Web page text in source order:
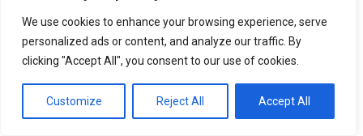
We use cookies to enhance your browsing experience, serve
personalized ads or content, and analyze our traffic. By
clicking "Accept All", you consent to our use of cookies.
Customize Reject All Accept All
die Einführung von Virtual-Reality-Anwendungen für die
Entspannung. Mit einer VR-Brille kannst du in eine andere
Welt eintauchen und stressige Gedanken loslassen. Tauche
Wald ein und genieße die Ruhe und Stille dieser virtuellen
Umgebung. Die Kombination aus realistischer Grafik,